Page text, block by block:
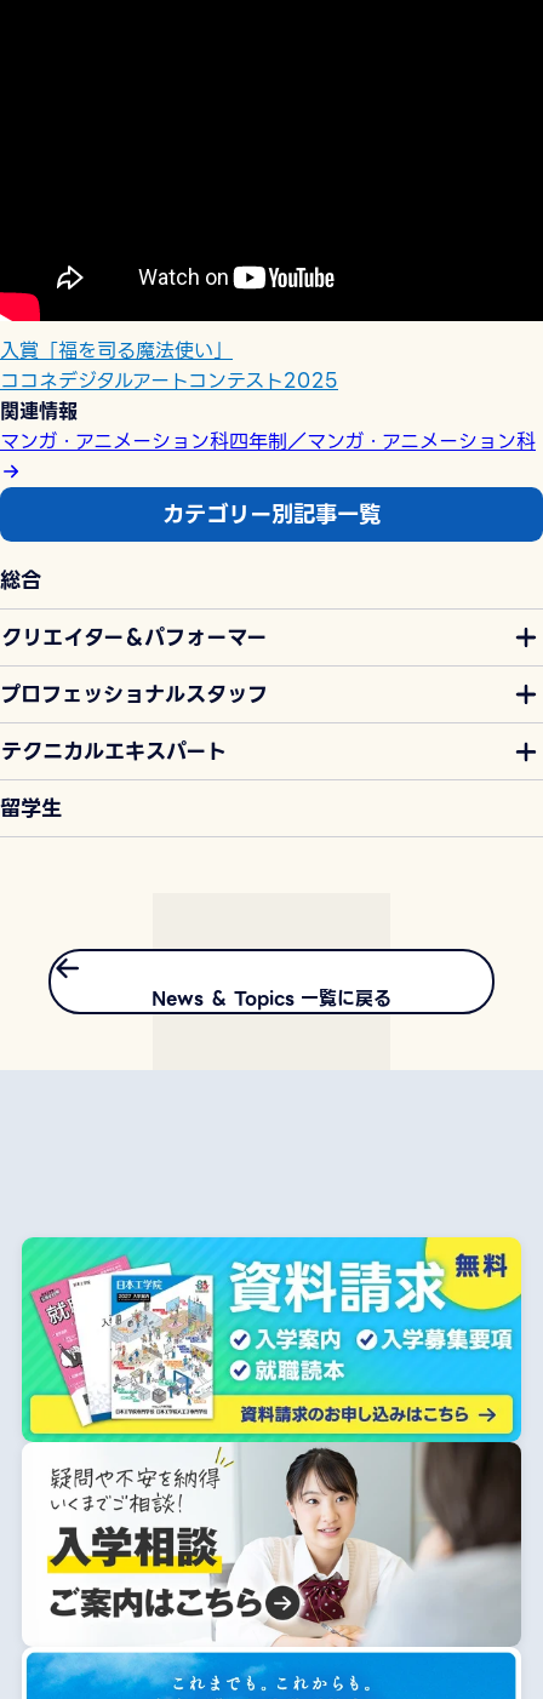
入賞「福を司る魔法使い」
ココネデジタルアートコンテスト2025
関連情報
マンガ・アニメーション科四年制／マンガ・アニメーション科
カテゴリー別記事一覧
総合
クリエイター＆パフォーマー
プロフェッショナルスタッフ
テクニカルエキスパート
留学生
News ＆ Topics 一覧に戻る